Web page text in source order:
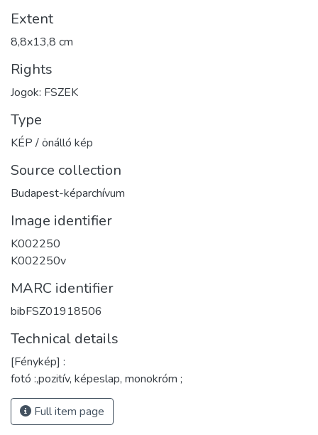
Extent
8,8x13,8 cm
Rights
Jogok: FSZEK
Type
KÉP / önálló kép
Source collection
Budapest-képarchívum
Image identifier
K002250
K002250v
MARC identifier
bibFSZ01918506
Technical details
[Fénykép] :
fotó :,pozitív, képeslap, monokróm ;
Full item page